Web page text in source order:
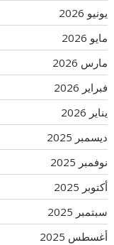
يونيو 2026
مايو 2026
مارس 2026
فبراير 2026
يناير 2026
ديسمبر 2025
نوفمبر 2025
أكتوبر 2025
سبتمبر 2025
أغسطس 2025